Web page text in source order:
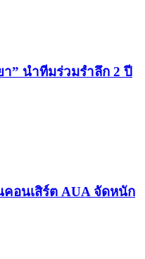
” นำทีมร่วมรำลึก 2 ปี
อนเสิร์ต AUA จัดหนัก